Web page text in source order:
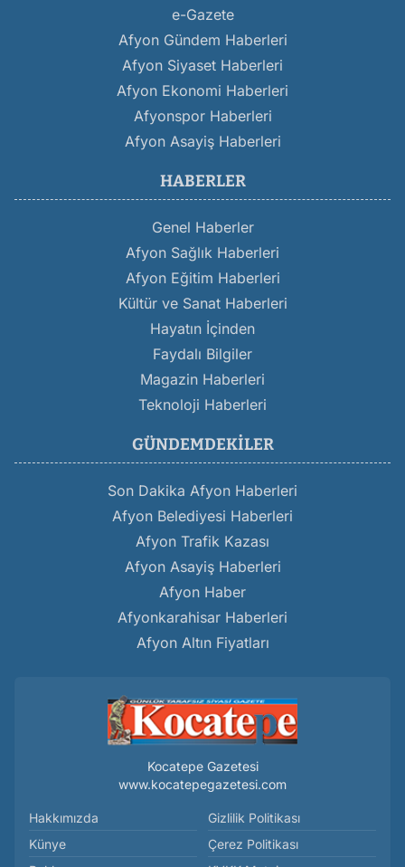
e-Gazete
Afyon Gündem Haberleri
Afyon Siyaset Haberleri
Afyon Ekonomi Haberleri
Afyonspor Haberleri
Afyon Asayiş Haberleri
HABERLER
Genel Haberler
Afyon Sağlık Haberleri
Afyon Eğitim Haberleri
Kültür ve Sanat Haberleri
Hayatın İçinden
Faydalı Bilgiler
Magazin Haberleri
Teknoloji Haberleri
GÜNDEMDEKILER
Son Dakika Afyon Haberleri
Afyon Belediyesi Haberleri
Afyon Trafik Kazası
Afyon Asayiş Haberleri
Afyon Haber
Afyonkarahisar Haberleri
Afyon Altın Fiyatları
Kocatepe Gazetesi
www.kocatepegazetesi.com
Hakkımızda
Künye
Gizlilik Politikası
Çerez Politikası